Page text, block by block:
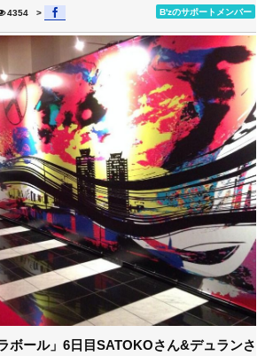
B'zのサポートメンバー
4354 >
ボール」6日目SATOKOさん&デュランさ